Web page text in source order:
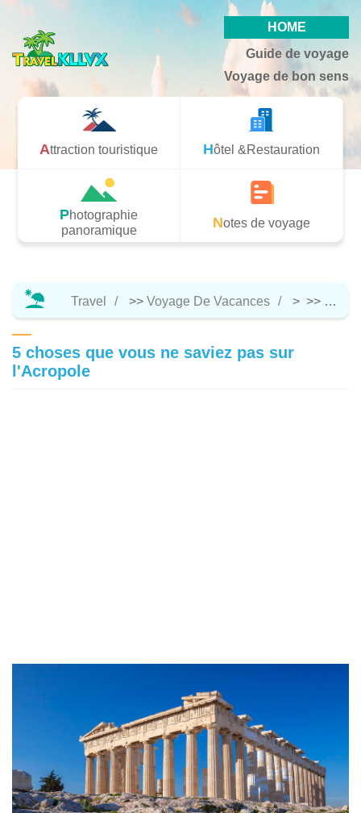
HOME
Guide de voyage
Voyage de bon sens
Attraction touristique Hôtel &Restauration
Photographie
panoramique
Notes de voyage
Travel >> Voyage De Vacances > >>
5 choses que vous ne saviez pas sur
l'Acropole